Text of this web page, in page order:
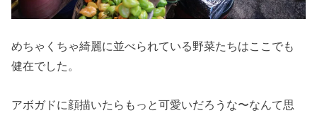
めちゃくちゃ綺麗に並べられている野菜たちはここでも
健在でした。
アボガドに顔描いたらもっと可愛いだろうな〜なんて思